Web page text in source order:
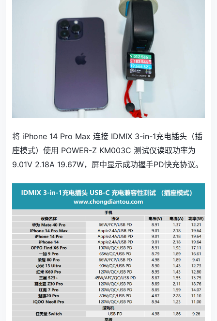
将 iPhone 14 Pro Max 连接 IDMIX 3-in-1充电插头（插
座模式）使用 POWER-Z KM003C 测试仪读取功率为
9.01V 2.18A 19.67W，屏中显示成功握手PD快充协议。